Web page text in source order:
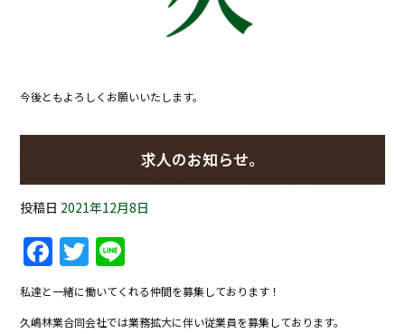
今後ともよろしくお願いいたします。
求人のお知らせ。
投稿日 2021年12月8日
Facebook
Twitter
私達と一緒に働いてくれる仲間を募集しております！
久嶋林業合同会社では業務拡大に伴い従業員を募集しております。